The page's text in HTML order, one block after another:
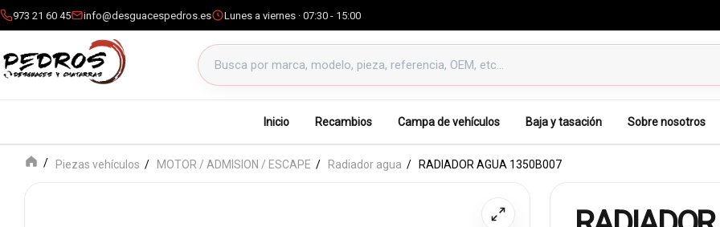
973 21 60 45 info@desguacespedros.es Lunes a viernes · 07:30 - 15:00
Buscar productos
Inicio Recambios Campa de vehículos Baja y tasación Sobre nosotros
Piezas vehículos MOTOR / ADMISION / ESCAPE Radiador agua RADIADOR AGUA 1350B007